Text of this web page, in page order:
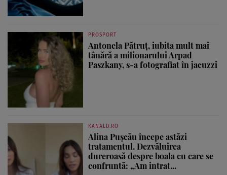
PROSPORT
Antonela Pătruț, iubita mult mai
tânără a milionarului Arpad
Paszkany, s-a fotografiat în jacuzzi
KANALD.RO
Alina Pușcău începe astăzi
tratamentul. Dezvăluirea
dureroasă despre boala cu care se
confruntă: „Am intrat...